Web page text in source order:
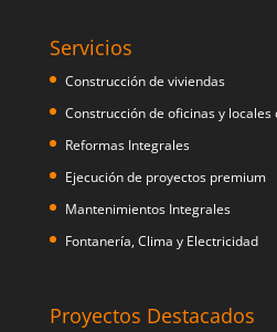
Servicios
Construcción de viviendas
Construcción de oficinas y locales
Reformas Integrales
Ejecución de proyectos premium
Mantenimientos Integrales
Fontanería, Clima y Electricidad
Proyectos Destacados